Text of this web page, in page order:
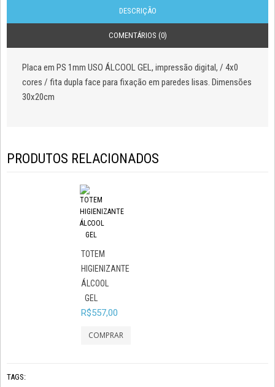
DESCRIÇÃO
COMENTÁRIOS (0)
Placa em PS 1mm USO ÁLCOOL GEL, impressão digital, / 4x0
cores / fita dupla face para fixação em paredes lisas. Dimensões
30x20cm
PRODUTOS RELACIONADOS
TOTEM
HIGIENIZANTE
ÁLCOOL
GEL
R$557,00
TAGS: